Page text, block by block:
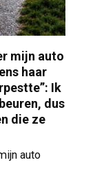
mijn auto
haar
Ik
dus
die ze
auto